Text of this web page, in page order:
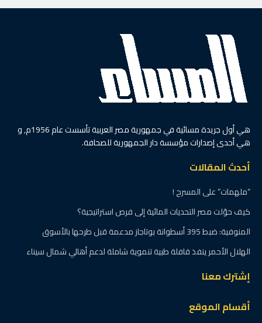
هي أول جريدة مسائية في جمهورية مصر العربية تأسست عام 1956م, و
هي أحدى إصدارات مؤسسة دار الجمهورية للصحافة.
أحدث المقالات
“ملهمات” على المسرح !
كيف حوّلت مصر التحديات المائية إلى فرص استراتيجية؟
المنوفية: ضبط 395 أسطوانة بوتاجاز مدعمة قبل طرحها بالأسوق
الهلال الأحمر ينفذ قافلة طبية تنموية شاملة لدعم أهالي شمال سيناء
إشترك معنا
أقسام الموقع